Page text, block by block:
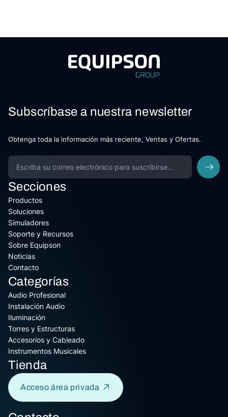
Subscríbase a nuestra newsletter
Obtenga toda la información más reciente, Ventas y Ofertas.
Secciones
Productos
Soluciones
Simuladores
Soporte y Recursos
Sobre Equipson
Noticias
Contacto
Categorías
Audio Profesional
Instalación Audio
Iluminación
Torres y Estructuras
Accesorios y Cableado
Instrumentos Musicales
Tienda
Acceso área privada